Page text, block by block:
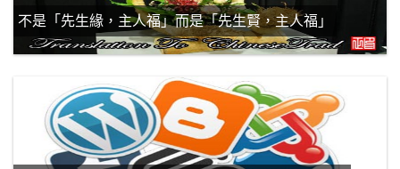
不是「先生緣，主人福」而是「先生賢，主人福」